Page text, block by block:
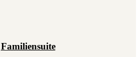
Familiensuite